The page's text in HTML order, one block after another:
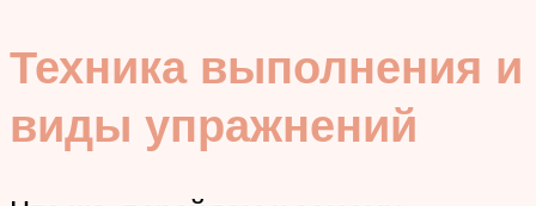
Техника выполнения и
виды упражнений